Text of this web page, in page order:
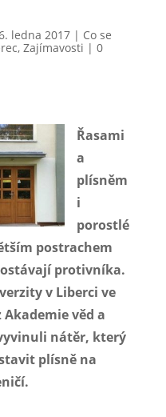
ledna 2017| Co se
, Zajímavosti | 0
Řasami
a
plísněm
i
porostlé
postrachem
protivníka.
v Liberci ve
věd a
nátěr, který
plísně na